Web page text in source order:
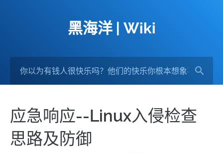
黑海洋 | Wiki
应急响应--Linux入侵检查
思路及防御